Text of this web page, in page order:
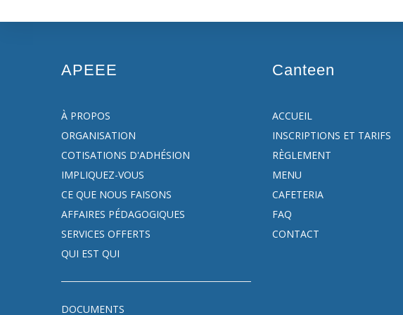
APEEE
À PROPOS
ORGANISATION
COTISATIONS D'ADHÉSION
IMPLIQUEZ-VOUS
CE QUE NOUS FAISONS
AFFAIRES PÉDAGOGIQUES
SERVICES OFFERTS
QUI EST QUI
DOCUMENTS
Canteen
ACCUEIL
INSCRIPTIONS ET TARIFS
RÈGLEMENT
MENU
CAFETERIA
FAQ
CONTACT